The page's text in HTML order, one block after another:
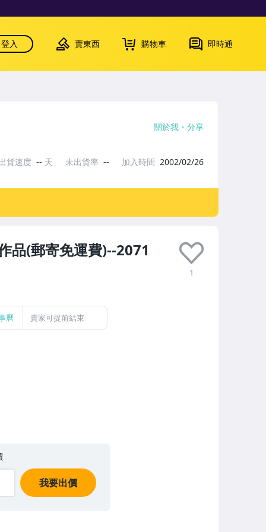
登入 賣東西 購物車 即時通
品(郵寄免運費)--2071
1
曆 賣家可提前結束
我要出價
關於我 分享
貨速度 -- 天 未出貨率 -- 加入時間 2002/02/26